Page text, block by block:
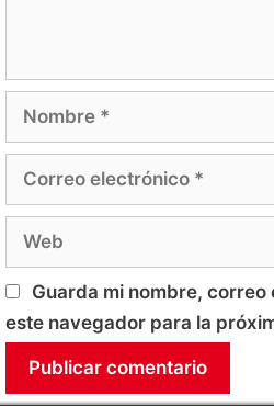
electrónico
Guarda mi nombre,
este navegador para la